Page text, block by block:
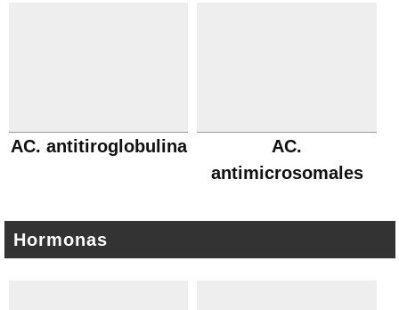
AC. antitiroglobulina
AC.
antimicrosomales
Hormonas